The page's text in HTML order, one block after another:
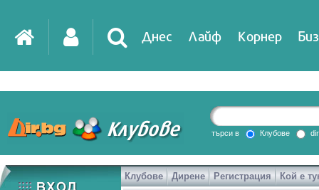
Днес Лайф Корнер
DirTV Impressio
Games
търси в Клубове
Клубове Дирене Регистрация Кой е